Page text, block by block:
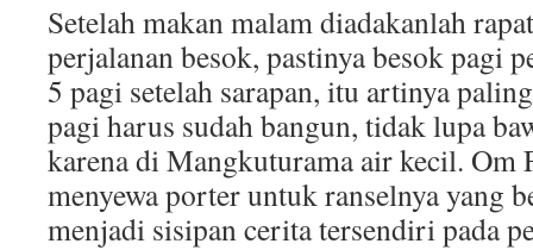
Setelah makan malam diadakanlah
perjalanan besok, pastinya besok pagi
5 pagi setelah sarapan, itu artinya
pagi harus sudah bangun, tidak lupa
karena di Mangkuturama air kecil. Om
menyewa porter untuk ranselnya yang
menjadi sisipan cerita tersendiri pada